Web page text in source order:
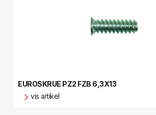
EUROSKRUE PZ2 FZB 6,3X13
vis artikel